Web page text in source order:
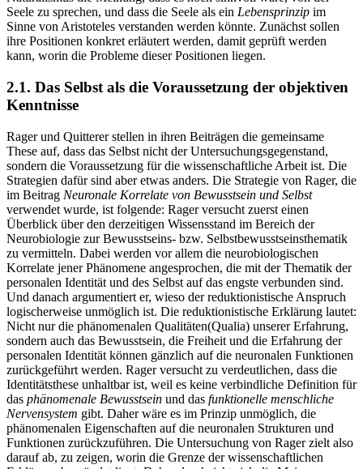
Seele zu sprechen, und dass die Seele als ein Lebensprinzip im
Sinne von Aristoteles verstanden werden könnte. Zunächst sollen
ihre Positionen konkret erläutert werden, damit geprüft werden
kann, worin die Probleme dieser Positionen liegen.
2.1. Das Selbst als die Voraussetzung der objektiven
Kenntnisse
Rager und Quitterer stellen in ihren Beiträgen die gemeinsame
These auf, dass das Selbst nicht der Untersuchungsgegenstand,
sondern die Voraussetzung für die wissenschaftliche Arbeit ist. Die
Strategien dafür sind aber etwas anders. Die Strategie von Rager, die
im Beitrag Neuronale Korrelate von Bewusstsein und Selbst
verwendet wurde, ist folgende: Rager versucht zuerst einen
Überblick über den derzeitigen Wissensstand im Bereich der
Neurobiologie zur Bewusstseins- bzw. Selbstbewusstseinsthematik
zu vermitteln. Dabei werden vor allem die neurobiologischen
Korrelate jener Phänomene angesprochen, die mit der Thematik der
personalen Identität und des Selbst auf das engste verbunden sind.
Und danach argumentiert er, wieso der reduktionistische Anspruch
logischerweise unmöglich ist. Die reduktionistische Erklärung lautet:
Nicht nur die phänomenalen Qualitäten(Qualia) unserer Erfahrung,
sondern auch das Bewusstsein, die Freiheit und die Erfahrung der
personalen Identität können gänzlich auf die neuronalen Funktionen
zurückgeführt werden. Rager versucht zu verdeutlichen, dass die
Identitätsthese unhaltbar ist, weil es keine verbindliche Definition für
das phänomenale Bewusstsein und das funktionelle menschliche
Nervensystem gibt. Daher wäre es im Prinzip unmöglich, die
phänomenalen Eigenschaften auf die neuronalen Strukturen und
Funktionen zurückzuführen. Die Untersuchung von Rager zielt also
darauf ab, zu zeigen, worin die Grenze der wissenschaftlichen